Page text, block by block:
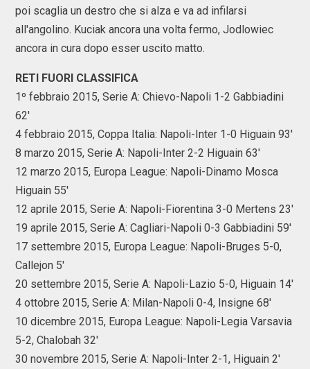
poi scaglia un destro che si alza e va ad infilarsi
all'angolino. Kuciak ancora una volta fermo, Jodlowiec
ancora in cura dopo esser uscito matto.
RETI FUORI CLASSIFICA
1º febbraio 2015, Serie A: Chievo-Napoli 1-2 Gabbiadini
62'
4 febbraio 2015, Coppa Italia: Napoli-Inter 1-0 Higuain 93'
8 marzo 2015, Serie A: Napoli-Inter 2-2 Higuain 63'
12 marzo 2015, Europa League: Napoli-Dinamo Mosca
Higuain 55'
12 aprile 2015, Serie A: Napoli-Fiorentina 3-0 Mertens 23'
19 aprile 2015, Serie A: Cagliari-Napoli 0-3 Gabbiadini 59'
17 settembre 2015, Europa League: Napoli-Bruges 5-0,
Callejon 5'
20 settembre 2015, Serie A: Napoli-Lazio 5-0, Higuain 14'
4 ottobre 2015, Serie A: Milan-Napoli 0-4, Insigne 68'
10 dicembre 2015, Europa League: Napoli-Legia Varsavia
5-2, Chalobah 32'
30 novembre 2015, Serie A: Napoli-Inter 2-1, Higuain 2'